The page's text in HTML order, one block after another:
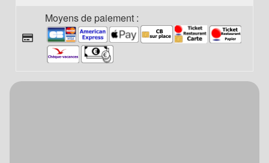
Moyens de paiement :